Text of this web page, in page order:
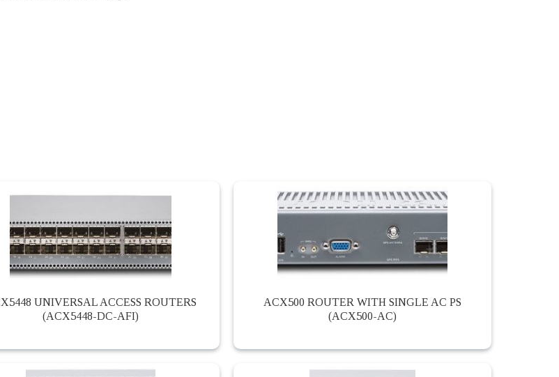
UNIVERSAL ACCESS ROUTERS
(ACX5448-DC-AFI)
ACX500 ROUTER WITH SINGLE AC PS
(ACX500-AC)